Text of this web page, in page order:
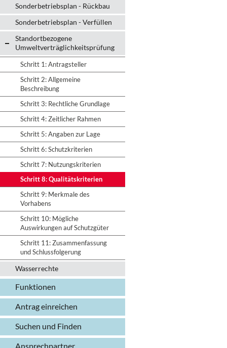
Sonderbetriebsplan - Rückbau
Sonderbetriebsplan - Verfüllen
Standortbezogene
Umweltverträglichkeitsprüfung
Schritt 1: Antragsteller
Schritt 2: Allgemeine
Beschreibung
Schritt 3: Rechtliche Grundlage
Schritt 4: Zeitlicher Rahmen
Schritt 5: Angaben zur Lage
Schritt 6: Schutzkriterien
Schritt 7: Nutzungskriterien
Schritt 8: Qualitätskriterien
Schritt 9: Merkmale des
Vorhabens
Schritt 10: Mögliche
Auswirkungen auf Schutzgüter
Schritt 11: Zusammenfassung
und Schlussfolgerung
Wasserrechte
Funktionen
Antrag einreichen
Suchen und Finden
Ansprechpartner